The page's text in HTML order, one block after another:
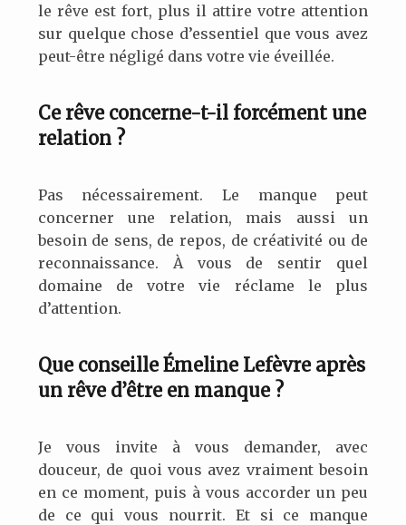
le rêve est fort, plus il attire votre attention
sur quelque chose d’essentiel que vous avez
peut-être négligé dans votre vie éveillée.
Ce rêve concerne-t-il forcément une
relation ?
Pas nécessairement. Le manque peut
concerner une relation, mais aussi un
besoin de sens, de repos, de créativité ou de
reconnaissance. À vous de sentir quel
domaine de votre vie réclame le plus
d’attention.
Que conseille Émeline Lefèvre après
un rêve d’être en manque ?
Je vous invite à vous demander, avec
douceur, de quoi vous avez vraiment besoin
en ce moment, puis à vous accorder un peu
de ce qui vous nourrit. Et si ce manque